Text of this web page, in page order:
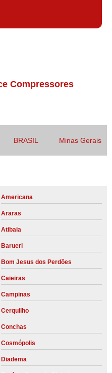
Compressores
BRASIL Minas Gerais
Americana
Araras
Atibaia
Barueri
Bom Jesus dos Perdões
Caieiras
Campinas
Cerquilho
Conchas
Cosmópolis
Diadema